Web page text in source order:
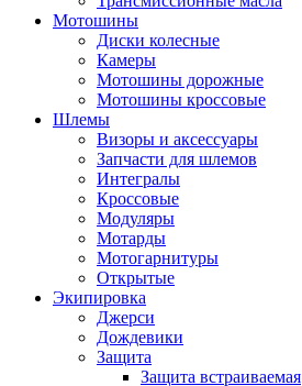
Мотошины
Диски колесные
Камеры
Мотошины дорожные
Мотошины кроссовые
Шлемы
Визоры и аксессуары
Запчасти для шлемов
Интегралы
Кроссовые
Модуляры
Мотарды
Мотогарнитуры
Открытые
Экипировка
Джерси
Дождевики
Защита
Защита встраиваемая